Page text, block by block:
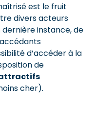
est le fruit
divers acteurs
instance, de
d’accéder à la
de
attractifs
cher).